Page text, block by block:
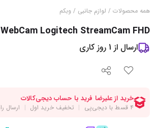
همه محصولات / لوازم جانبی / وبکم
WebCam Logitech StreamCam FHD
ارسال از 1 روز کاری